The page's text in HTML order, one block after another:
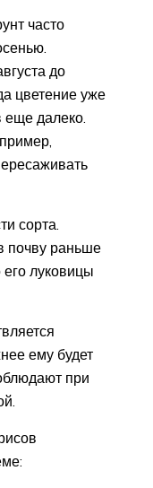
часто
до
цветение уже
еще далеко.
сорта.
почву раньше
его луковицы
ему будет
при